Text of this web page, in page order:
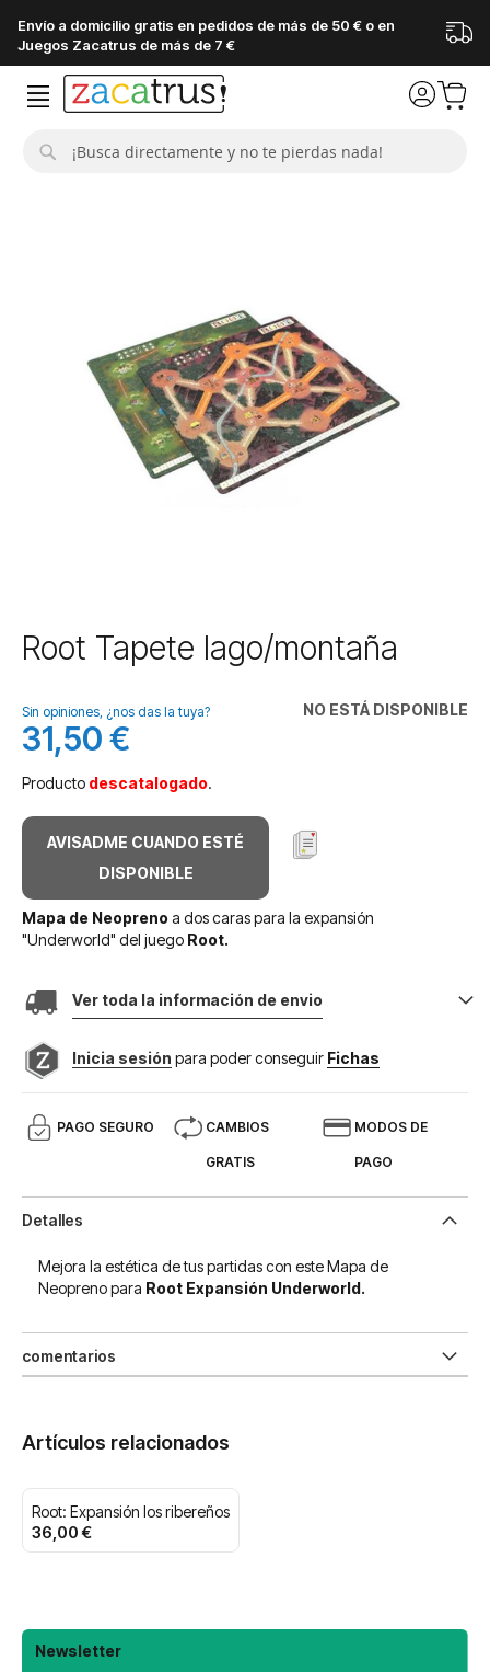
Envío a domicilio gratis en pedidos de más de 50 € o en
Juegos Zacatrus de más de 7 €
Saltar
al
de
la
galería
imágenes
Root Tapete lago/montaña
NO ESTÁ DISPONIBLE
Sin opiniones, ¿nos das la tuya?
31,50 €
Producto descatalogado.
AVISADME CUANDO ESTÉ
DISPONIBLE
Mapa de Neopreno a dos caras para la expansión
"Underworld" del juego Root.
Ver toda la información de envio
Inicia sesión para poder conseguir Fichas
PAGO SEGURO CAMBIOS
GRATIS
MODOS DE
PAGO
Detalles
Mejora la estética de tus partidas con este Mapa de
Neopreno para Root Expansión Underworld.
comentarios
Artículos relacionados
Root: Expansión los ribereños
36,00 €
Newsletter